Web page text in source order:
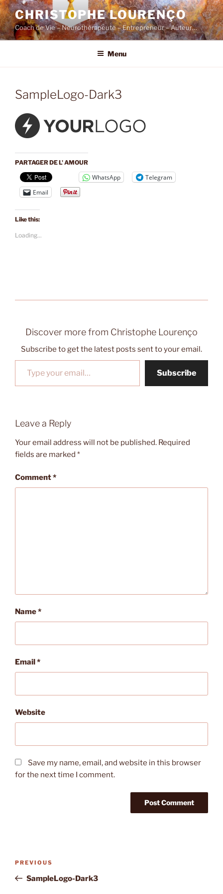
Skip
to
content
CHRISTOPHE LOURENÇO
Coach de Vie – Neurothérapeute – Entrepreneur – Auteur…
Menu
SampleLogo-Dark3
PARTAGER DE L' AMOUR
WhatsApp
Telegram
Email
Like this:
Loading...
Discover more from Christophe Lourenço
Subscribe to get the latest posts sent to your email.
Type your email…
Subscribe
Leave a Reply
Your email address will not be published. Required
fields are marked *
Comment*
Name*
Email*
Website
Save my name, email, and website in this browser
for the next time I comment.
Previous
Post
PREVIOUS
SampleLogo-Dark3